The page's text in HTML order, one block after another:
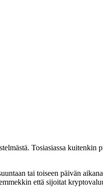
Tosiasiassa
tai toiseen päivän
että sijoitat